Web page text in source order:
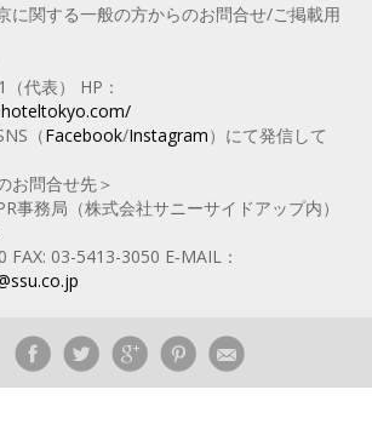
に関する一般の方からのお問合せ/ご掲載用
代表） HP：
（Facebook/Instagram）にて発信して
お問合せ先＞
事務局（株式会社サニーサイドアップ内）
FAX: 03-5413-3050 E‐MAIL：